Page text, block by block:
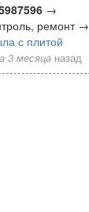
→
ремонт →
с плитой
3 месяца назад